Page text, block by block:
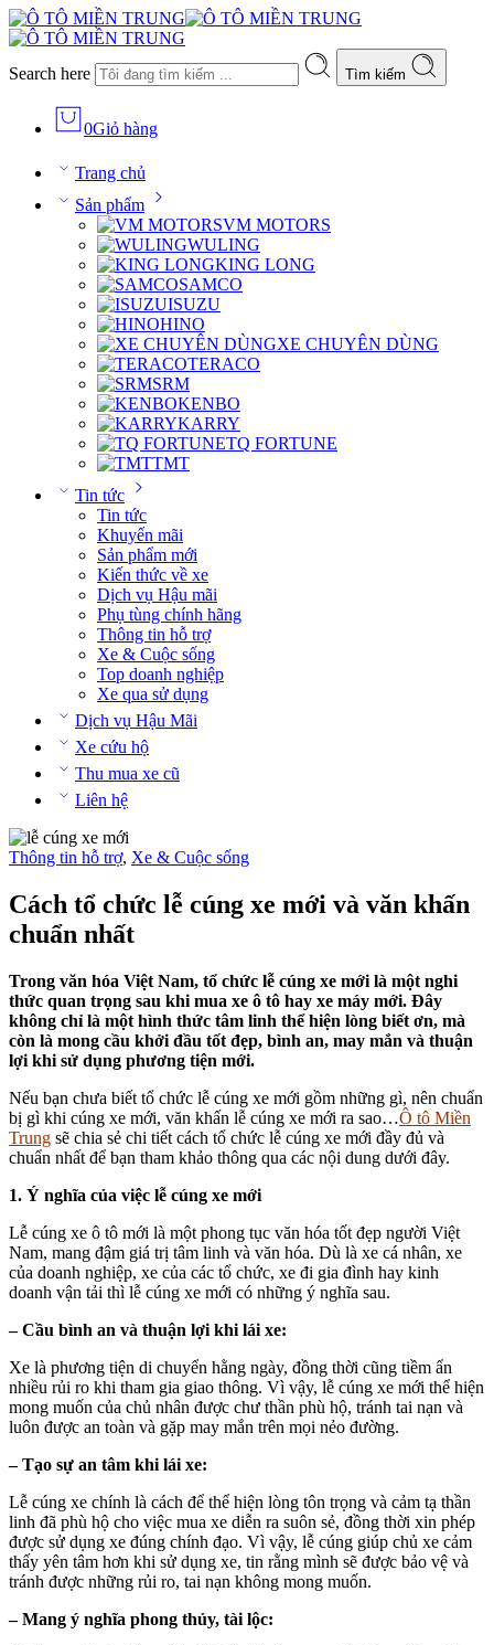
Search here Tìm kiếm
0Giỏ hàng
Trang chủ
Sản phẩm
VM MOTORS
WULING
KING LONG
SAMCO
ISUZU
HINO
XE CHUYÊN DÙNG
TERACO
SRM
KENBO
KARRY
TQ FORTUNE
TMT
Tin tức
Tin tức
Khuyến mãi
Sản phẩm mới
Kiến thức về xe
Dịch vụ Hậu mãi
Phụ tùng chính hãng
Thông tin hỗ trợ
Xe & Cuộc sống
Top doanh nghiệp
Xe qua sử dụng
Dịch vụ Hậu Mãi
Xe cứu hộ
Thu mua xe cũ
Liên hệ
Thông tin hỗ trợ, Xe & Cuộc sống
Cách tổ chức lễ cúng xe mới và văn khấn
chuẩn nhất
Trong văn hóa Việt Nam, tổ chức lễ cúng xe mới là một nghi
thức quan trọng sau khi mua xe ô tô hay xe máy mới. Đây
không chỉ là một hình thức tâm linh thể hiện lòng biết ơn, mà
còn là mong cầu khởi đầu tốt đẹp, bình an, may mắn và thuận
lợi khi sử dụng phương tiện mới.
Nếu bạn chưa biết tổ chức lễ cúng xe mới gồm những gì, nên chuẩn
bị gì khi cúng xe mới, văn khấn lễ cúng xe mới ra sao…Ô tô Miền
Trung sẽ chia sẻ chi tiết cách tổ chức lễ cúng xe mới đầy đủ và
chuẩn nhất để bạn tham khảo thông qua các nội dung dưới đây.
1. Ý nghĩa của việc lễ cúng xe mới
Lễ cúng xe ô tô mới là một phong tục văn hóa tốt đẹp người Việt
Nam, mang đậm giá trị tâm linh và văn hóa. Dù là xe cá nhân, xe
của doanh nghiệp, xe của các tổ chức, xe đi gia đình hay kinh
doanh vận tải thì lễ cúng xe mới có những ý nghĩa sau.
– Cầu bình an và thuận lợi khi lái xe:
Xe là phương tiện di chuyển hằng ngày, đồng thời cũng tiềm ẩn
nhiều rủi ro khi tham gia giao thông. Vì vậy, lễ cúng xe mới thể hiện
mong muốn của chủ nhân được chư thần phù hộ, tránh tai nạn và
luôn được an toàn và gặp may mắn trên mọi nẻo đường.
– Tạo sự an tâm khi lái xe:
Lễ cúng xe chính là cách để thể hiện lòng tôn trọng và cảm tạ thần
linh đã phù hộ cho việc mua xe diễn ra suôn sẻ, đồng thời xin phép
được sử dụng xe đúng chính đạo. Vì vậy, lễ cúng giúp chủ xe cảm
thấy yên tâm hơn khi sử dụng xe, tin rằng mình sẽ được bảo vệ và
tránh được những rủi ro, tai nạn không mong muốn.
– Mang ý nghĩa phong thủy, tài lộc: